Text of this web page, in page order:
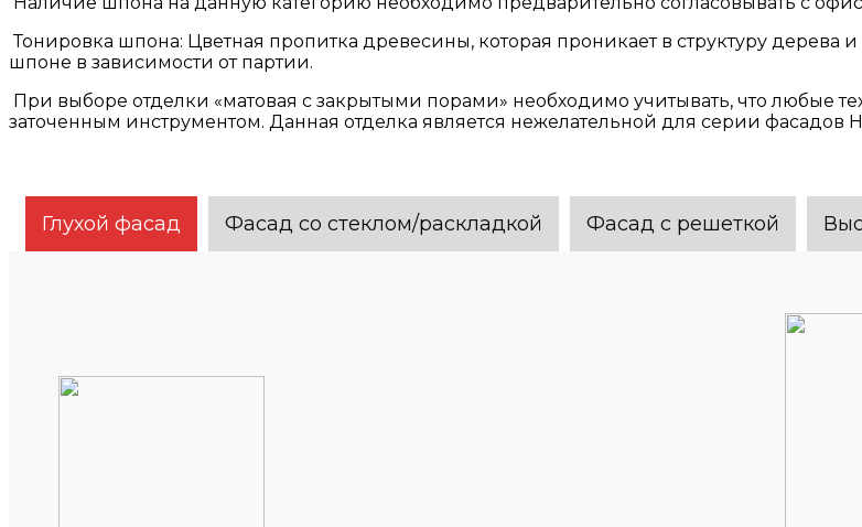
Тонировка шпона: Цветная пропитка древесины, которая проникает в структуру дерева
шпоне в зависимости от партии.
При выборе отделки «матовая с закрытыми порами» необходимо учитывать, что любые
заточенным инструментом. Данная отделка является нежелательной для серии фасадов
Глухой фасад Фасад со стеклом/раскладкой Фасад с решеткой